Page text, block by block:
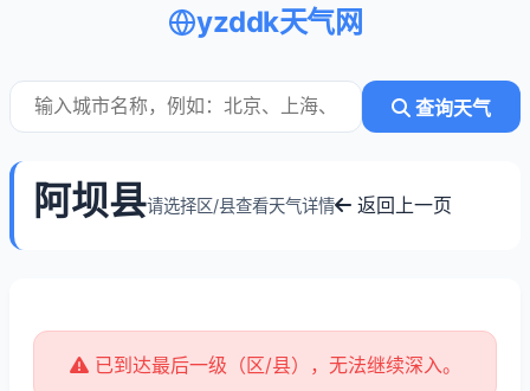
yzddk天气网
查询天气
阿坝县请选择区/县查看天气详情 返回上一页
已到达最后一级（区/县），无法继续深入。